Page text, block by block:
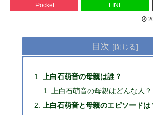
Pocket LINE
目次
上白石萌音の母親は誰？
上白石萌音の母親はどんな人？
上白石萌音と母親のエピソードは